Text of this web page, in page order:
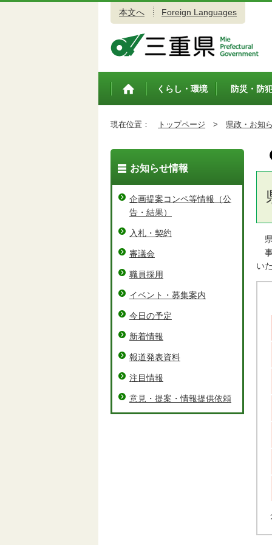
本文へ Foreign Languages
トップペ
くらし・環境 防災・防
現在位置： トップページ > 県政・お知
県
事
い
お知らせ情報
企画提案コンペ等情報（公
告・結果）
入札・契約
審議会
職員採用
イベント・募集案内
今日の予定
新着情報
報道発表資料
注目情報
意見・提案・情報提供依頼